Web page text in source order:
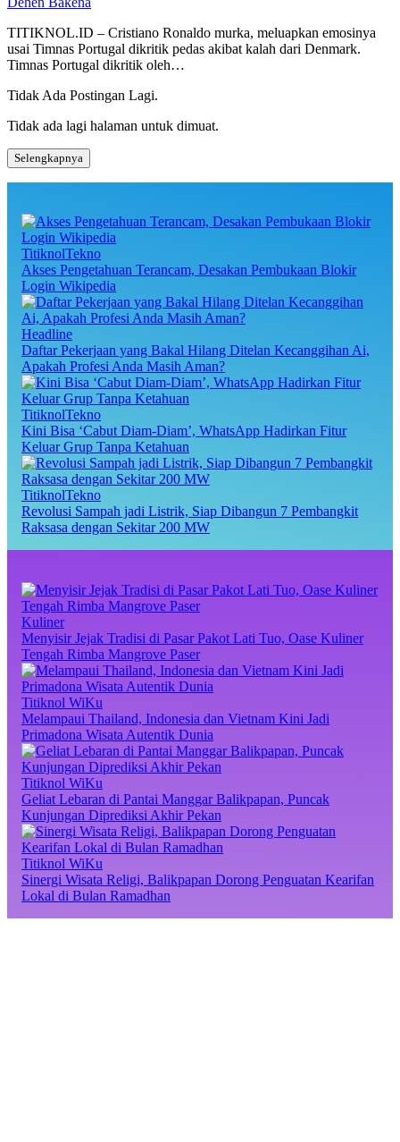
TITIKNOL.ID – Cristiano Ronaldo murka, meluapkan emosinya
usai Timnas Portugal dikritik pedas akibat kalah dari Denmark.
Timnas Portugal dikritik oleh…
Tidak Ada Postingan Lagi.
Tidak ada lagi halaman untuk dimuat.
Selengkapnya
TitiknolTekno
Akses Pengetahuan Terancam, Desakan Pembukaan Blokir
Login Wikipedia
Headline
Daftar Pekerjaan yang Bakal Hilang Ditelan Kecanggihan Ai,
Apakah Profesi Anda Masih Aman?
TitiknolTekno
Kini Bisa ‘Cabut Diam-Diam’, WhatsApp Hadirkan Fitur
Keluar Grup Tanpa Ketahuan
TitiknolTekno
Revolusi Sampah jadi Listrik, Siap Dibangun 7 Pembangkit
Raksasa dengan Sekitar 200 MW
Kuliner
Menyisir Jejak Tradisi di Pasar Pakot Lati Tuo, Oase Kuliner
Tengah Rimba Mangrove Paser
Titiknol WiKu
Melampaui Thailand, Indonesia dan Vietnam Kini Jadi
Primadona Wisata Autentik Dunia
Titiknol WiKu
Geliat Lebaran di Pantai Manggar Balikpapan, Puncak
Kunjungan Diprediksi Akhir Pekan
Titiknol WiKu
Sinergi Wisata Religi, Balikpapan Dorong Penguatan Kearifan
Lokal di Bulan Ramadhan